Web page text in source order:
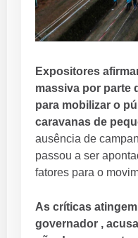
Expositores
massiva por parte
para mobilizar o
caravanas de
ausência de
passou a ser
fatores para o
As críticas
governador ,